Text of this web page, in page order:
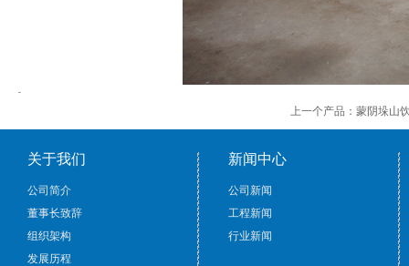
上一个产品： 蒙阴垛山
关于我们
公司简介
董事长致辞
组织架构
发展历程
新闻中心
公司新闻
工程新闻
行业新闻